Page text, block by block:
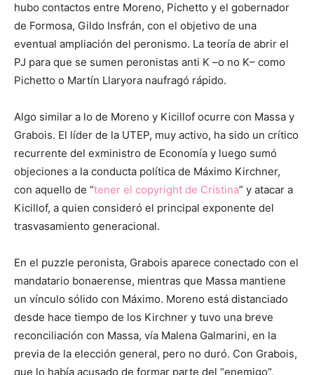
hubo contactos entre Moreno, Pichetto y el gobernador
de Formosa, Gildo Insfrán, con el objetivo de una
eventual ampliación del peronismo. La teoría de abrir el
PJ para que se sumen peronistas anti K –o no K– como
Pichetto o Martín Llaryora naufragó rápido.
Algo similar a lo de Moreno y Kicillof ocurre con Massa y
Grabois. El líder de la UTEP, muy activo, ha sido un crítico
recurrente del exministro de Economía y luego sumó
objeciones a la conducta política de Máximo Kirchner,
con aquello de “tener el copyright de Cristina” y atacar a
Kicillof, a quien consideró el principal exponente del
trasvasamiento generacional.
En el puzzle peronista, Grabois aparece conectado con el
mandatario bonaerense, mientras que Massa mantiene
un vínculo sólido con Máximo. Moreno está distanciado
desde hace tiempo de los Kirchner y tuvo una breve
reconciliación con Massa, vía Malena Galmarini, en la
previa de la elección general, pero no duró. Con Grabois,
que lo había acusado de formar parte del “enemigo”,